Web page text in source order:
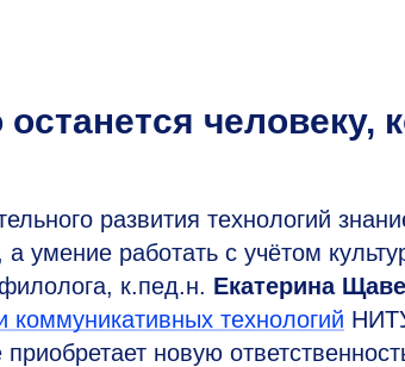
человеку,
развития технологий
умение работать с учётом
к.пед.н. Екатерина
технологий
новую